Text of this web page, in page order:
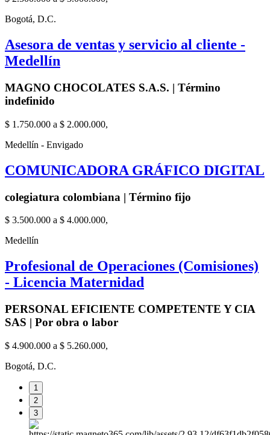
Bogotá, D.C.
Asesora de ventas y servicio al cliente -
Medellín
MAGNO CHOCOLATES S.A.S. | Término
indefinido
$ 1.750.000 a $ 2.000.000,
Medellín - Envigado
COMUNICADORA GRÁFICO DIGITAL
colegiatura colombiana | Término fijo
$ 3.500.000 a $ 4.000.000,
Medellín
Profesional de Operaciones (Comisiones)
- Licencia Maternidad
PERSONAL EFICIENTE COMPETENTE Y CIA
SAS | Por obra o labor
$ 4.900.000 a $ 5.260.000,
Bogotá, D.C.
1
2
3